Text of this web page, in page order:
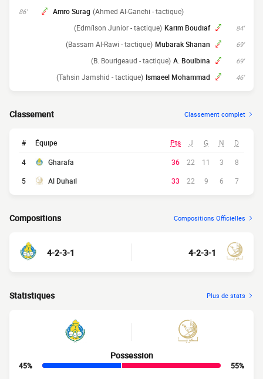
86' Amro Surag (Ahmed Al-Ganehi - tactique)
84'
Karim Boudiaf
(Edmílson Junior - tactique)
69'
Mubarak Shanan
(Bassam Al-Rawi - tactique)
69'
A. Boulbina
(B. Bourigeaud - tactique)
46'
Ismaeel Mohammad
(Tahsin Jamshid - tactique)
Classement Classement complet
# Équipe Pts J G N D
4 Gharafa 36 22 11 3
8
5
Al Duhail 33 22 9 6 7
Compositions Compositions Officielles
4-2-3-1 4-2-3-1
Statistiques Plus de stats
Possession
45%
55%